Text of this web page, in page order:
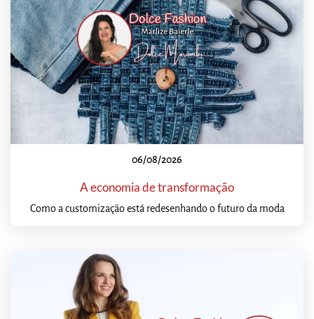
06/08/2026
A economia de transformação
Como a customização está redesenhando o futuro da moda